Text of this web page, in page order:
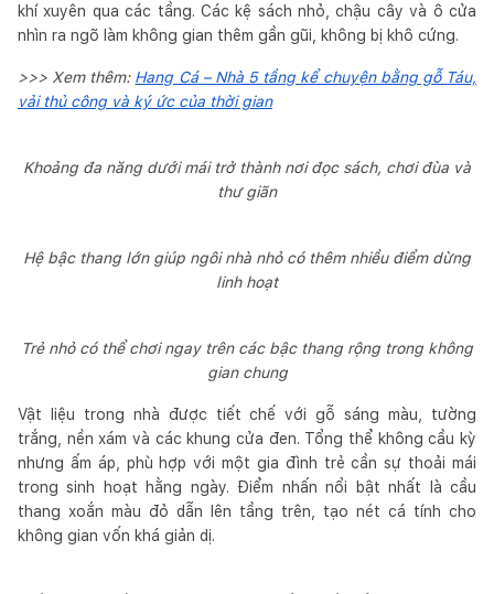
khí xuyên qua các tầng. Các kệ sách nhỏ, chậu cây và ô cửa
nhìn ra ngõ làm không gian thêm gần gũi, không bị khô cứng.
>>> Xem thêm: Hang Cá – Nhà 5 tầng kể chuyện bằng gỗ Táu,
vải thủ công và ký ức của thời gian
Khoảng đa năng dưới mái trở thành nơi đọc sách, chơi đùa và
thư giãn
Hệ bậc thang lớn giúp ngôi nhà nhỏ có thêm nhiều điểm dừng
linh hoạt
Trẻ nhỏ có thể chơi ngay trên các bậc thang rộng trong không
gian chung
Vật liệu trong nhà được tiết chế với gỗ sáng màu, tường
trắng, nền xám và các khung cửa đen. Tổng thể không cầu kỳ
nhưng ấm áp, phù hợp với một gia đình trẻ cần sự thoải mái
trong sinh hoạt hằng ngày. Điểm nhấn nổi bật nhất là cầu
thang xoắn màu đỏ dẫn lên tầng trên, tạo nét cá tính cho
không gian vốn khá giản dị.